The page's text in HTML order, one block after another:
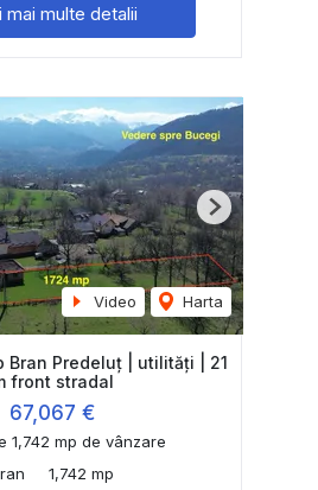
mai multe detalii
Video Harta
Next
Bran Predeluț | utilități | 21
front stradal
67,067 €
1,742 mp de vânzare
1,742 mp